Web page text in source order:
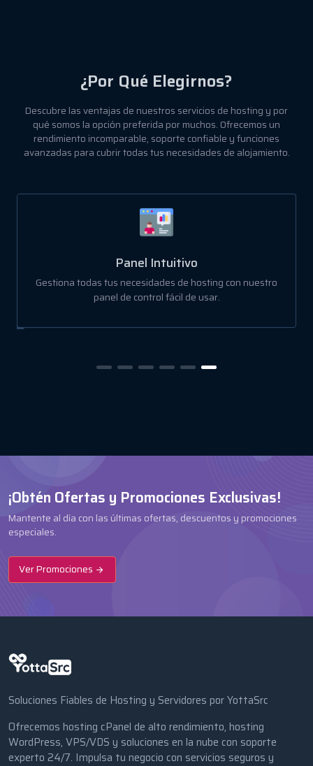
¿Por Qué Elegirnos?
Descubre las ventajas de nuestros servicios de hosting y por
qué somos la opción preferida por muchos. Ofrecemos un
rendimiento incomparable, soporte confiable y funciones
avanzadas para cubrir todas tus necesidades de alojamiento.
Panel Intuitivo
Gestiona todas tus necesidades de hosting con nuestro
panel de control fácil de usar.
¡Obtén Ofertas y Promociones Exclusivas!
Mantente al día con las últimas ofertas, descuentos y promociones
especiales.
Ver Promociones
Soluciones Fiables de Hosting y Servidores por YottaSrc
Ofrecemos hosting cPanel de alto rendimiento, hosting
WordPress, VPS/VDS y soluciones en la nube con soporte
experto 24/7. Impulsa tu negocio con servicios seguros y